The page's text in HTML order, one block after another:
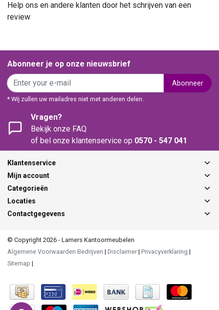
Help ons en andere klanten door het schrijven van een
review
Abonneer je op onze nieuwsbrief
Abonneer
* Wij zullen uw mailadres niet met anderen delen.
Vragen?
Bekijk onze FAQ
of bel onze klantenservice op 0570 - 547 041
Klantenservice
Mijn account
Categorieën
Locaties
Contactgegevens
© Copyright 2026 - Lamers Kantoormeubelen
Algemene Voorwaarden Bedrijven | Disclaimer | Privacyverklaring |
Sitemap |